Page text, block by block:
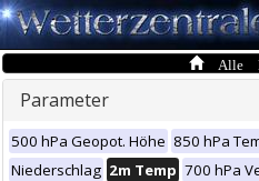
Alle
Parameter
500 hPa Geopot. Höhe 850 hPa
Niederschlag 2m Temp 700 hPa